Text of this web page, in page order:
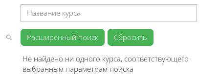
Расширенный поиск
Не найдено ни одного курса, соответствующего
выбранным параметрам поиска